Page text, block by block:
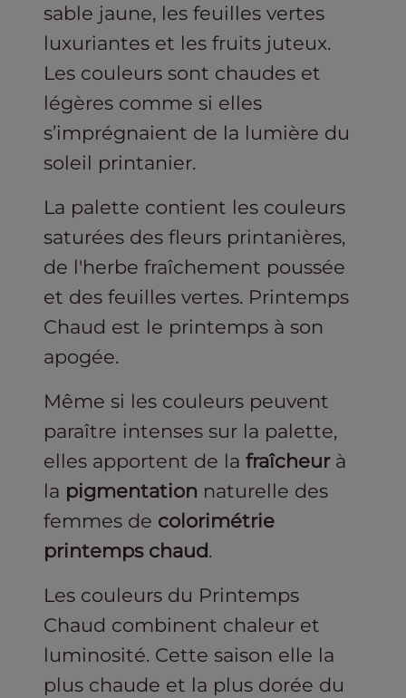
sable jaune, les feuilles vertes
luxuriantes et les fruits juteux.
Les couleurs sont chaudes et
légères comme si elles
s’imprégnaient de la lumière du
soleil printanier.
La palette contient les couleurs
saturées des fleurs printanières,
de l'herbe fraîchement poussée
et des feuilles vertes. Printemps
Chaud est le printemps à son
apogée.
Même si les couleurs peuvent
paraître intenses sur la palette,
elles apportent de la fraîcheurà
la pigmentation naturelle des
femmes de colorimétrie
printemps chaud.
Les couleurs du Printemps
Chaud combinent chaleur et
luminosité. Cette saison elle la
plus chaude et la plus dorée du